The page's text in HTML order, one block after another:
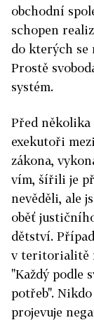
obchodní
schopen
do kterých se
Prostě
systém.
Před několika
exekutoři
zákona,
vím, šířili je
nevěděli, ale
oběť
dětství.
v teritorialitě
"Každý podle
potřeb".
projevuje